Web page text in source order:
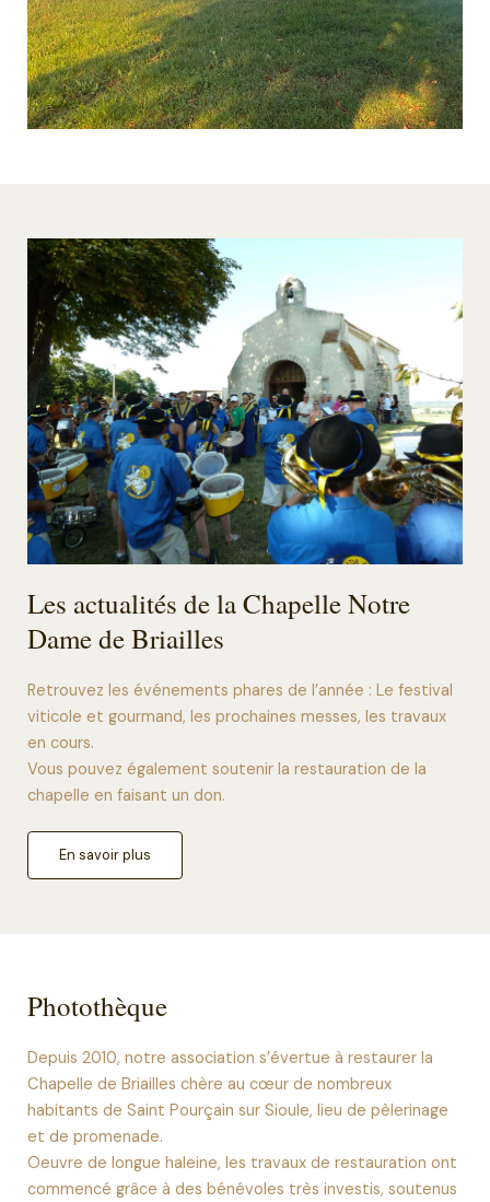
Les actualités de la Chapelle Notre
Dame de Briailles​
Retrouvez les événements phares de l’année : Le festival
viticole et gourmand, les prochaines messes, les travaux
en cours.
Vous pouvez également soutenir la restauration de la
chapelle en faisant un don.
En savoir plus
Photothèque​
Depuis 2010, notre association s’évertue à restaurer la
Chapelle de Briailles chère au cœur de nombreux
habitants de Saint Pourçain sur Sioule, lieu de pèlerinage
et de promenade.
Oeuvre de longue haleine, les travaux de restauration ont
commencé grâce à des bénévoles très investis, soutenus